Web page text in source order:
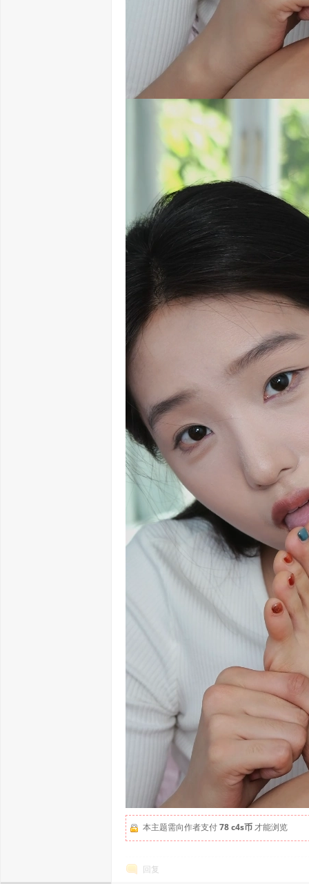
本主题需向作者支付78 c4s币才能浏览
回复